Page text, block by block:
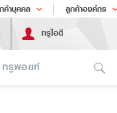
ค้าบุคคล ลูกค้าองค์กร
เทรนด์เทคโนโลยี
ทรูไอดี
ทรูพอยท์